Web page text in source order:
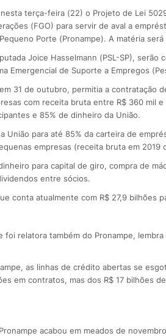
terça-feira (22) o Projeto de Lei
(FGO) para servir de aval a
Porte (Pronampe). A matéria
Joice Hasselmann (PSL-SP), serão
Emergencial de Suporte a Empregos
31 de outubro, permitia a contratação
com receita bruta entre R$ 360 mil
e 85% de dinheiro da União.
União para até 85% da carteira de
empresas (receita bruta em 2019
para capital de giro, compra de
entre sócios.
conta atualmente com R$ 27,9 bilhões
foi relatora também do Pronampe,
as linhas de crédito abertas se
em contratos, mas dos R$ 17 bilhões
acabou em meados de